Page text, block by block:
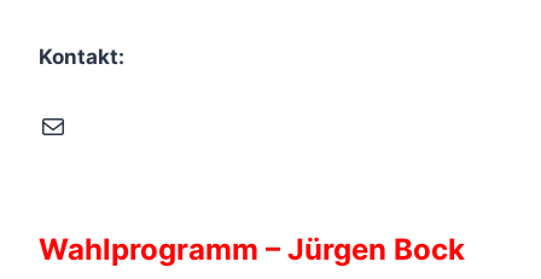
Kontakt:
E-Mail
Wahlprogramm – Jürgen Bock